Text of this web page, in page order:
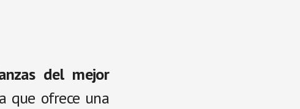
del mejor
que ofrece una